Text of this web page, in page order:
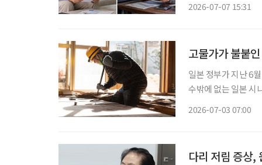
2026-07-07 15:31
고물가가 불붙
일본 정부가 지난 6
수밖에 없는 일본 시니어들의
2026-07-03 07:00
다리 저림 증상,